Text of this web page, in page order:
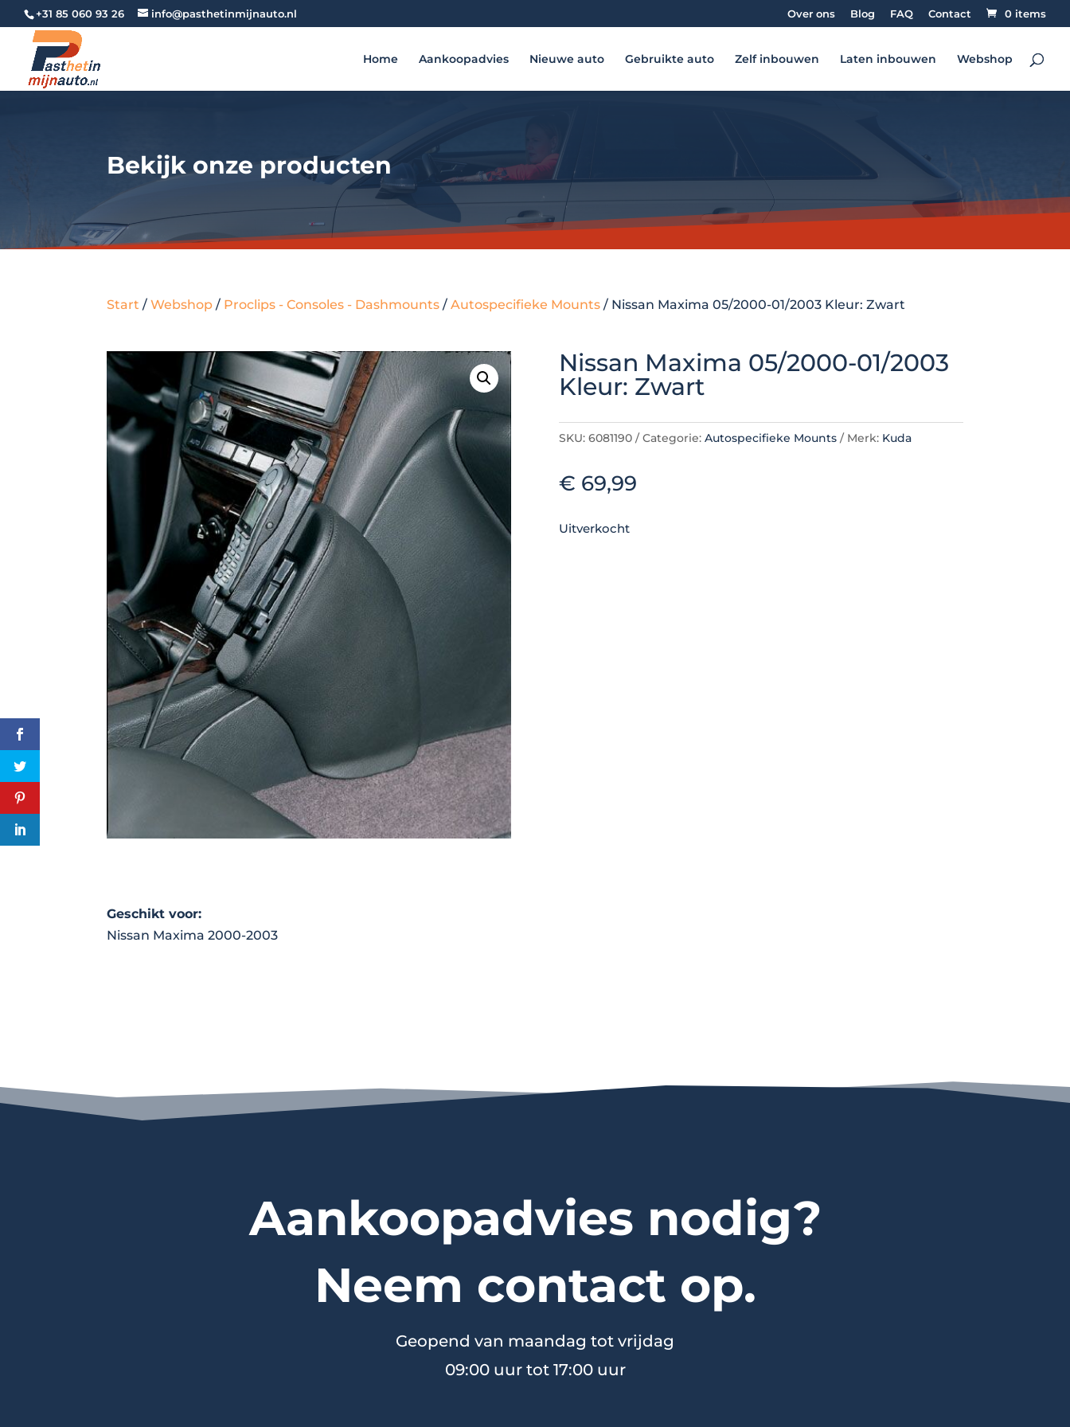
+31 85 060 93 26 info@pasthetinmijnauto.nl Over ons Blog FAQ Contact 0 items
Home Aankoopadvies Nieuwe auto Gebruikte auto Zelf inbouwen Laten inbouwen Webshop
Bekijk onze producten
Start /Webshop / Proclips - Consoles - Dashmounts /Autospecifieke Mounts / Nissan Maxima 05/2000-01/2003 Kleur: Zwart
Nissan Maxima 05/2000-01/2003
Kleur: Zwart
SKU: 6081190 Categorie: Autospecifieke Mounts Merk: Kuda
€ 69,99
Uitverkocht
Geschikt voor:
Nissan Maxima 2000-2003
Aankoopadvies nodig?
Neem contact op.
Geopend van maandag tot vrijdag
09:00 uur tot 17:00 uur